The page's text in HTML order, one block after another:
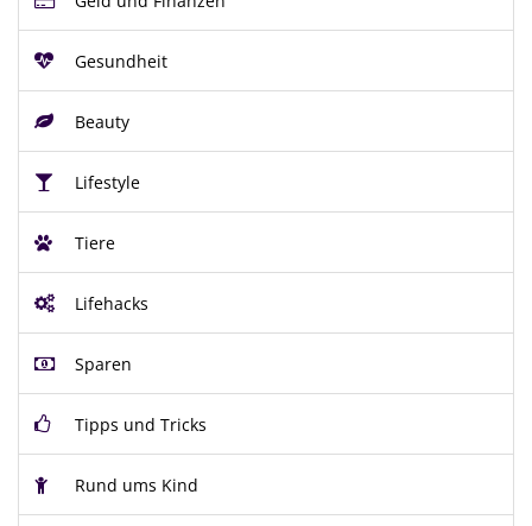
Gesundheit
Beauty
Lifestyle
Tiere
Lifehacks
Sparen
Tipps und Tricks
Rund ums Kind